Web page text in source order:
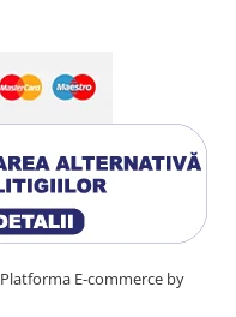
Platforma E-commerce by